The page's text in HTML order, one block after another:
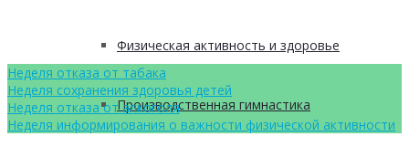
Физическая активность и здоровье
Производственная гимнастика
Неделя отказа от табака
Неделя сохранения здоровья детей
Неделя отказа от алкоголя
Неделя информирования о важности физической активности